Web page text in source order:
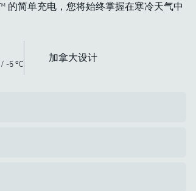
的简单充电，您将始终掌握在寒冷天气中
/ -5 oC
加拿大设计